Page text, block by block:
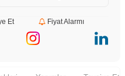
Et Fiyat Alarmı